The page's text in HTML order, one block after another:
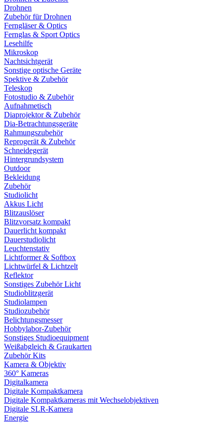
Drohnen
Zubehör für Drohnen
Ferngläser & Optics
Fernglas & Sport Optics
Lesehilfe
Mikroskop
Nachtsichtgerät
Sonstige optische Geräte
Spektive & Zubehör
Teleskop
Fotostudio & Zubehör
Aufnahmetisch
Diaprojektor & Zubehör
Dia-Betrachtungsgeräte
Rahmungszubehör
Reprogerät & Zubehör
Schneidegerät
Hintergrundsystem
Outdoor
Bekleidung
Zubehör
Studiolicht
Akkus Licht
Blitzauslöser
Blitzvorsatz kompakt
Dauerlicht kompakt
Dauerstudiolicht
Leuchtenstativ
Lichtformer & Softbox
Lichtwürfel & Lichtzelt
Reflektor
Sonstiges Zubehör Licht
Studioblitzgerät
Studiolampen
Studiozubehör
Belichtungsmesser
Hobbylabor-Zubehör
Sonstiges Studioequipment
Weißabgleich & Graukarten
Zubehör Kits
Kamera & Objektiv
360° Kameras
Digitalkamera
Digitale Kompaktkamera
Digitale Kompaktkameras mit Wechselobjektiven
Digitale SLR-Kamera
Energie